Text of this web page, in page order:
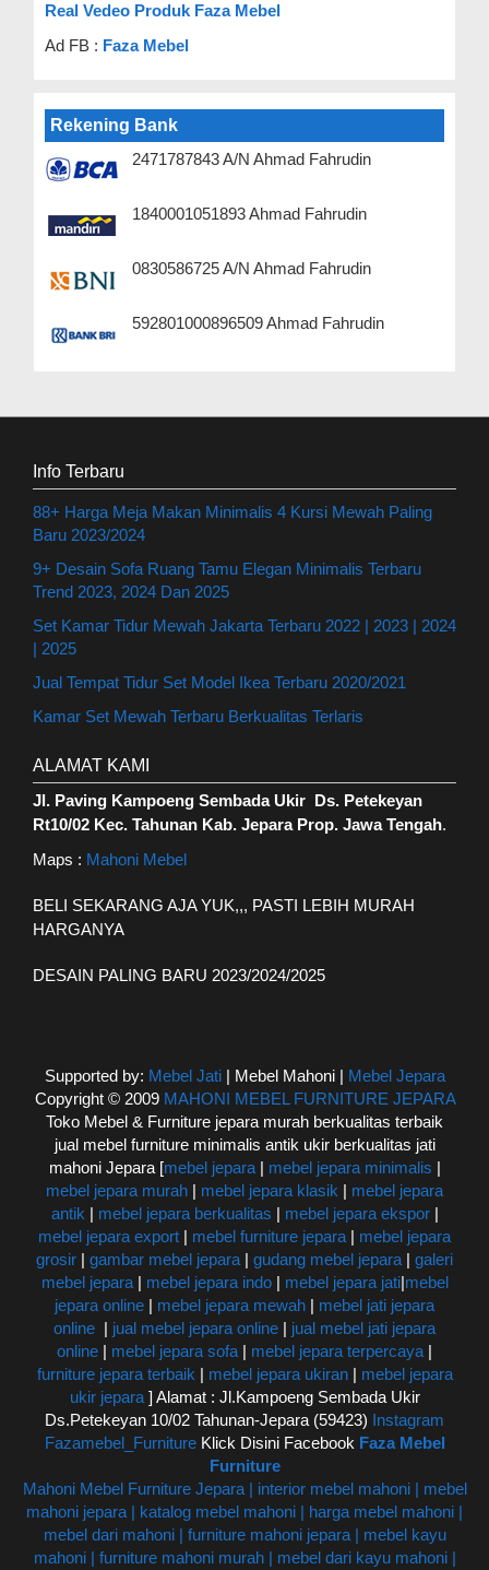
Real Vedeo Produk Faza Mebel
Ad FB : Faza Mebel
Rekening Bank
2471787843 A/N Ahmad Fahrudin
1840001051893 Ahmad Fahrudin
0830586725 A/N Ahmad Fahrudin
592801000896509 Ahmad Fahrudin
Info Terbaru
88+ Harga Meja Makan Minimalis 4 Kursi Mewah Paling
Baru 2023/2024
9+ Desain Sofa Ruang Tamu Elegan Minimalis Terbaru
Trend 2023, 2024 Dan 2025
Set Kamar Tidur Mewah Jakarta Terbaru 2022 | 2023 | 2024
| 2025
Jual Tempat Tidur Set Model Ikea Terbaru 2020/2021
Kamar Set Mewah Terbaru Berkualitas Terlaris
ALAMAT KAMI
Jl. Paving Kampoeng Sembada Ukir Ds. Petekeyan
Rt10/02 Kec. Tahunan Kab. Jepara Prop. Jawa Tengah.
Maps : Mahoni Mebel
BELI SEKARANG AJA YUK,,, PASTI LEBIH MURAH
HARGANYA
DESAIN PALING BARU 2023/2024/2025
Supported by: Mebel Jati| Mebel Mahoni | Mebel Jepara
Copyright © 2009 MAHONI MEBEL FURNITURE JEPARA
Toko Mebel & Furniture jepara murah berkualitas terbaik
jual mebel furniture minimalis antik ukir berkualitas jati
mahoni Jepara [mebel jepara| mebel jepara minimalis |
mebel jepara murah | mebel jepara klasik | mebel jepara
antik | mebel jepara berkualitas | mebel jepara ekspor|
mebel jepara export | mebel furniture jepara | mebel jepara
grosir | gambar mebel jepara | gudang mebel jepara | galeri
mebel jepara| mebel jepara indo| mebel jepara jati|mebel
jepara online | mebel jepara mewah | mebel jati jepara
online | jual mebel jepara online | jual mebel jati jepara
online | mebel jepara sofa | mebel jepara terpercaya |
furniture jepara terbaik | mebel jepara ukiran| mebel jepara
ukir jepara ] Alamat : Jl.Kampoeng Sembada Ukir
Ds.Petekeyan 10/02 Tahunan-Jepara (59423) Instagram
Fazamebel_FurnitureKlick Disini Facebook Faza Mebel
Furniture
Mahoni Mebel Furniture Jepara | interior mebel mahoni | mebel
mahoni jepara | katalog mebel mahoni | harga mebel mahoni |
mebel dari mahoni | furniture mahoni jepara | mebel kayu
mahoni | furniture mahoni murah | mebel dari kayu mahoni |